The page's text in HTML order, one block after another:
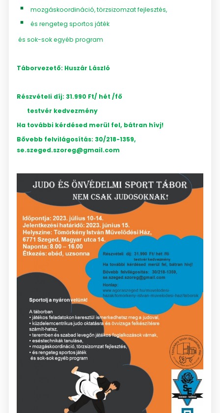
mozgáskoordináció, törzsizomzat fejlesztés,
és rengeteg sportos játék
és sok-sok egyéb program
Táborvezető: Huszár László
Részvételi díj: 31.990 Ft/ hét /fő
testvér kedvezmény
Ha további kérdésed merül fel, bátran hívj!
Bővebb felvilágosítás: 30/218-1359,
se.szeged.szoreg@gmail.com